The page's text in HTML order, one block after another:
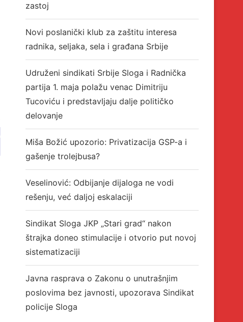
Nepravda na delu: Presuda protiv
zastoj
Novi poslanički klub za zaštitu interesa
radnika, seljaka, sela i građana Srbije
Udruženi sindikati Srbije Sloga i Radnička
partija 1. maja polažu venac Dimitriju
Tucoviću i predstavljaju dalje političko
delovanje
Miša Božić upozorio: Privatizacija GSP-a i
gašenje trolejbusa?
Veselinović: Odbijanje dijaloga ne vodi
rešenju, već daljoj eskalaciji
Sindikat Sloga JKP „Stari grad“ nakon
štrajka doneo stimulacije i otvorio put novoj
sistematizaciji
Javna rasprava o Zakonu o unutrašnjim
poslovima bez javnosti, upozorava Sindikat
policije Sloga